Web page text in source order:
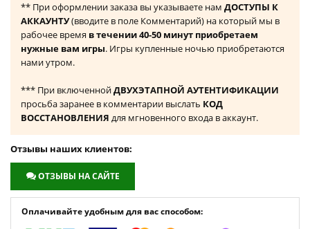
** При оформлении заказа вы указываете нам ДОСТУПЫ К
АККАУНТУ(вводите в поле Комментарий) на который мы в
рабочее время в течении 40-50 минут приобретаем
нужные вам игры. Игры купленные ночью приобретаются
нами утром.
*** При включеннойДВУХЭТАПНОЙ АУТЕНТИФИКАЦИИ
просьба заранее в комментарии выслать КОД
ВОССТАНОВЛЕНИЯ для мгновенного входа в аккаунт.
Отзывы наших клиентов:
ОТЗЫВЫ НА САЙТЕ
Оплачивайте удобным для вас способом: